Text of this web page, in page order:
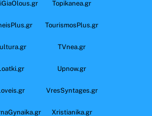
Topikanea.gr
TourismosPlus.gr
TVnea.gr
Upnow.gr
VresSyntages.gr
Xristianika.gr